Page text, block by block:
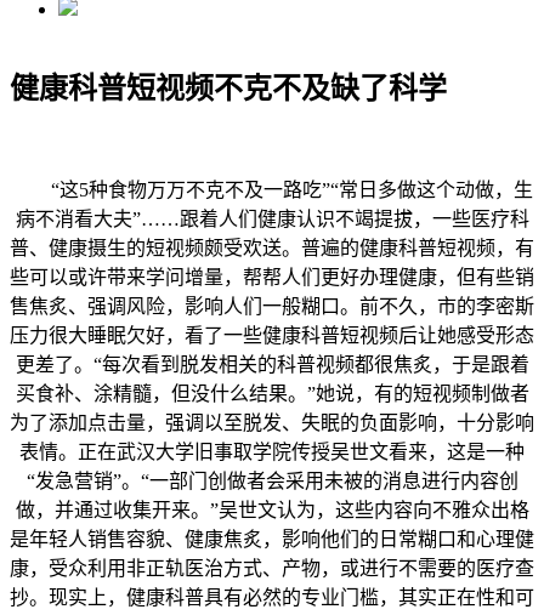
健康科普短视频不克不及缺了科学
“这5种食物万万不克不及一路吃”“常日多做这个动做，生
病不消看大夫”……跟着人们健康认识不竭提拔，一些医疗科
普、健康摄生的短视频颇受欢送。普遍的健康科普短视频，有
些可以或许带来学问增量，帮帮人们更好办理健康，但有些销
售焦炙、强调风险，影响人们一般糊口。前不久，市的李密斯
压力很大睡眠欠好，看了一些健康科普短视频后让她感受形态
更差了。“每次看到脱发相关的科普视频都很焦炙，于是跟着
买食补、涂精髓，但没什么结果。”她说，有的短视频制做者
为了添加点击量，强调以至脱发、失眠的负面影响，十分影响
表情。正在武汉大学旧事取学院传授吴世文看来，这是一种
“发急营销”。“一部门创做者会采用未被的消息进行内容创
做，并通过收集开来。”吴世文认为，这些内容向不雅众出格
是年轻人销售容貌、健康焦炙，影响他们的日常糊口和心理健
康，受众利用非正轨医治方式、产物，或进行不需要的医疗查
抄。现实上，健康科普具有必然的专业门槛，其实正在性和可